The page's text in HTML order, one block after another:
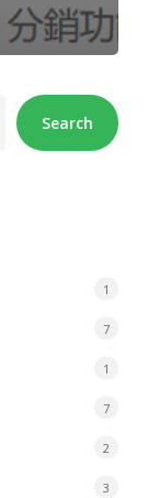
Search
1
7
1
7
2
3